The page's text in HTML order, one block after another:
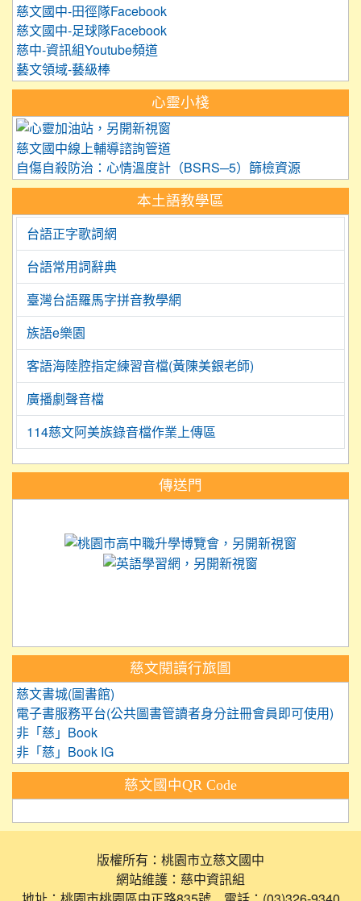
慈文國中-田徑隊Facebook
慈文國中-足球隊Facebook
慈中-資訊組Youtube頻道
藝文領域-藝級棒
心靈小棧
慈文國中線上輔導諮詢管道
自傷自殺防治：心情溫度計（BSRS─5）篩檢資源
本土語教學區
台語正字歌詞網
台語常用詞辭典
臺灣台語羅馬字拼音教學網
族語e樂園
客語海陸腔指定練習音檔(黃陳美銀老師)
廣播劇聲音檔
114慈文阿美族錄音檔作業上傳區
傳送門
慈文閱讀行旅圖
慈文書城(圖書館)
電子書服務平台(公共圖書管讀者身分註冊會員即可使用)
非「慈」Book
非「慈」Book IG
慈文國中QR Code
版權所有：桃園市立慈文國中
網站維護：慈中資訊組